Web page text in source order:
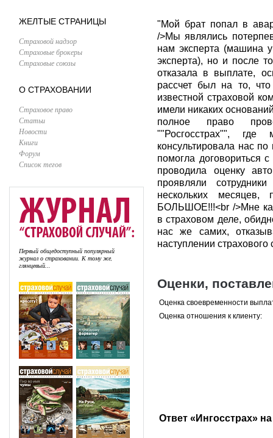
ЖЕЛТЫЕ СТРАНИЦЫ
Страховой надзор
Страховые брокеры
Страховые союзы
О СТРАХОВАНИИ
Страховое право
Статьи
Новости
Книги
Форум
Список тегов
Первый общедоступный популярный
журнал о страховании. К тому же,
глянцевый...
"Мой брат попал в
/>Мы являлись
нам эксперта (машина
эксперта), но и после
отказала в выплате,
рассчет был на то,
известной страховой
имели никаких
полное право
""Росгосстрах"",
консультировала нас
помогла договориться
проводила оценку
проявляли
нескольких
БОЛЬШОЕ!!!<br />Мне
в страховом деле,
нас же самих,
наступлении страхового
Оценки,
Оценка своевременности
Оценка отношения к клиенту:
Ответ «Ингосстрах»